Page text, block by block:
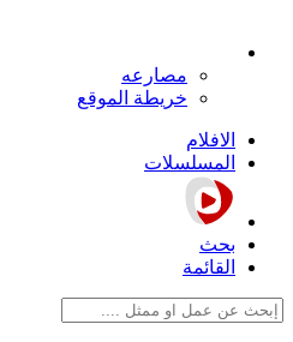
مصارعه
خريطة الموقع
الافلام
المسلسلات
بحث
القائمة